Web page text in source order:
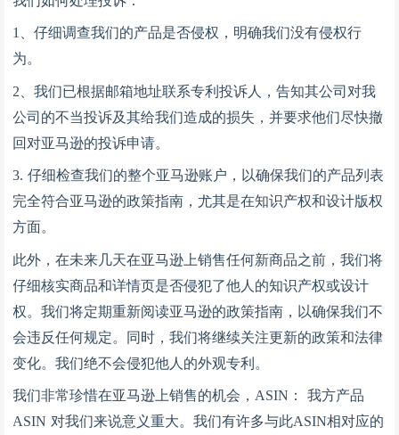
1、仔细调查我们的产品是否侵权，明确我们没有侵权行
为。
2、我们已根据邮箱地址联系专利投诉人，告知其公司对我
公司的不当投诉及其给我们造成的损失，并要求他们尽快撤
回对亚马逊的投诉申请。
3. 仔细检查我们的整个亚马逊账户，以确保我们的产品列表
完全符合亚马逊的政策指南，尤其是在知识产权和设计版权
方面。
此外，在未来几天在亚马逊上销售任何新商品之前，我们将
仔细核实商品和详情页是否侵犯了他人的知识产权或设计
权。我们将定期重新阅读亚马逊的政策指南，以确保我们不
会违反任何规定。同时，我们将继续关注更新的政策和法律
变化。我们绝不会侵犯他人的外观专利。
我们非常珍惜在亚马逊上销售的机会， ASIN： 我方产品
ASIN 对我们来说意义重大。我们有许多与此ASIN相对应的